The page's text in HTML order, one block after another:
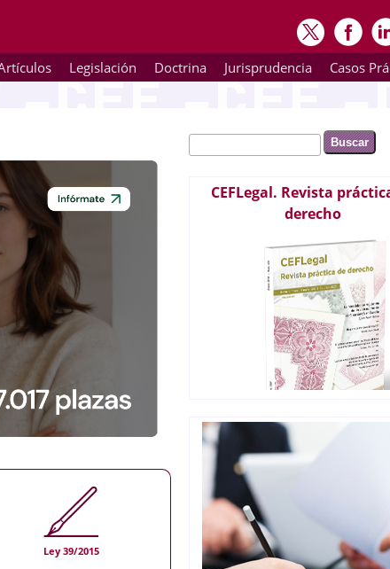
Legislación Doctrina Jurisprudencia Casos
Ley 39/2015
Formulario de
Buscar
CEFLegal. Revista
derecho